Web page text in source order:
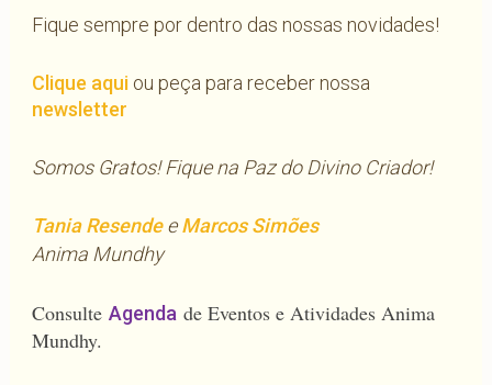
Fique sempre por dentro das nossas novidades!
Clique aquiou peça para receber nossa
newsletter
Somos Gratos! Fique na Paz do Divino Criador!
Tania ResendeeMarcos Simões
Anima Mundhy
Consulte Agenda de Eventos e Atividades Anima
Mundhy.